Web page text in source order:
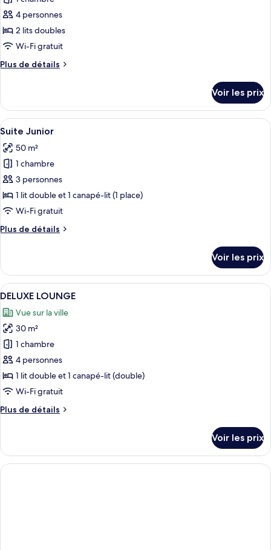
pour
ce
type
chambre :
4 personnes
2 lits doubles
Wi-Fi gratuit
Plus de détails
Plus
le
type
de
Chambre
Familiale
Voir les prix
Afficher
toutes
les
photos
pour
ce
type
chambre :
Une chambre d’hôtel avec un lit,
10
Suite Junior
50 m²
1 chambre
3 personnes
1 lit double et 1 canapé-lit (1 place)
Wi-Fi gratuit
Plus de détails
Plus
le
type
de
Suite
Junior
Voir les prix
Afficher
toutes
les
photos
pour
ce
type
de
chambre :
DELUXE
Une chambre d’hôtel avec un
4
DELUXE LOUNGE
Vue sur la ville
30 m²
1 chambre
4 personnes
1 lit double et 1 canapé-lit (double)
Wi-Fi gratuit
Plus de détails
Plus
le
type
de
Voir les prix